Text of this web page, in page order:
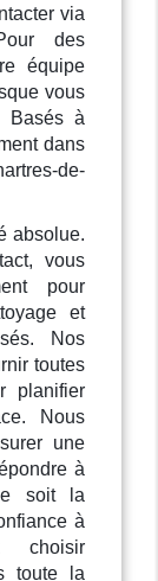
via
des
équipe
vous
Basés à
dans
de-
absolue.
vous
pour
et
Nos
toutes
planifier
Nous
une
à
soit la
à
choisir
toute la